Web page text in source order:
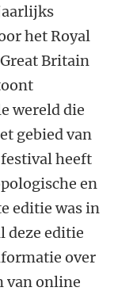
het Royal
Britain
wereld die
gebied van
heeft
en
editie was in
deze editie
over
van online